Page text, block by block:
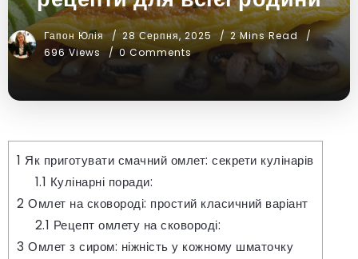
Гапон Юлія 28 Серпня, 2025
2 Mins Read
696 Views
0 Comments
1 Як приготувати смачний омлет: секрети кулінарів
1.1 Кулінарні поради:
2 Омлет на сковороді: простий класичний варіант
2.1 Рецепт омлету на сковороді:
3 Омлет з сиром: ніжність у кожному шматочку